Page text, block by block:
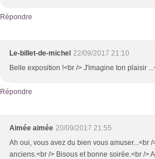
Répondre
Le-billet-de-michel 22/09/2017 21:10
Belle exposition !<br /> J'imagine ton plaisir
Répondre
Aimée aimée 20/09/2017 21:55
Ah oui, vous avez du bien vous amuser...<br
anciens.<br /> Bisous et bonne soirée.<br />